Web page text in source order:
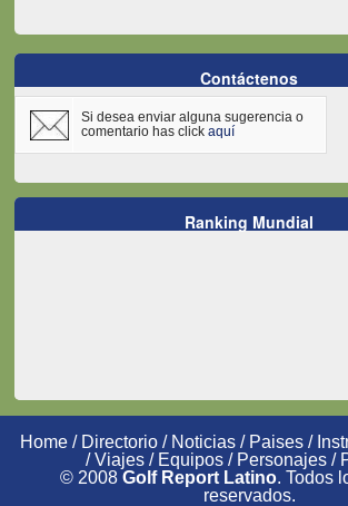
Contáctenos
Si desea enviar alguna sugerencia o
comentario has clickaquí
Ranking Mundial
Home/ Directorio/ Noticias/ Paises/
/Viajes / Equipos / Personajes /
© 2008 Golf Report Latino. Todos
reservados.